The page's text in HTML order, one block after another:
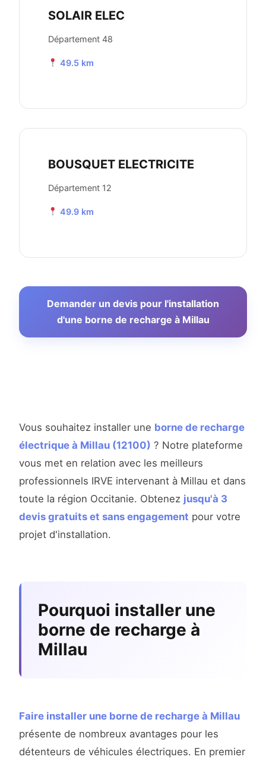
SOLAIR ELEC
Département 48
49.5 km
BOUSQUET ELECTRICITE
Département 12
49.9 km
Demander un devis pour l'installation
d'une borne de recharge à Millau
Vous souhaitez installer une borne de recharge
électrique à Millau (12100) ? Notre plateforme
vous met en relation avec les meilleurs
professionnels IRVE intervenant à Millau et dans
toute la région Occitanie. Obtenez jusqu'à 3
devis gratuits et sans engagement pour votre
projet d'installation.
Pourquoi installer une
borne de recharge à
Millau
Faire installer une borne de recharge à Millau
présente de nombreux avantages pour les
détenteurs de véhicules électriques. En premier